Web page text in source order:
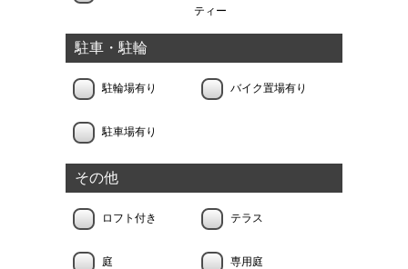
ティー
駐車・駐輪
駐輪場有り バイク置場有り
駐車場有り
その他
ロフト付き テラス
庭 専用庭